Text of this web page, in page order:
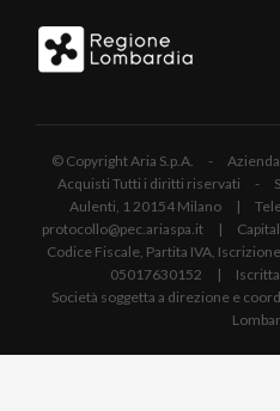
© Copyright Aria S.p.A. - Azienda
Acquisti Tutti i diritti riservati -
Aulenti, 1 20154 Milano |
protocollo@pec.ariaspa.it |
Codice Fiscale, Partita IVA,
05017630152 | Iscritta
Società soggetta a direzione e